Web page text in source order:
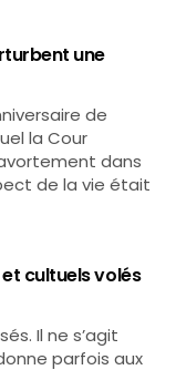
une
de
la Cour
dans
de la vie était
cultuels volés
Il ne s’agit
parfois aux